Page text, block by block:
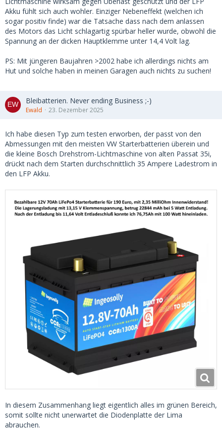
Akku fühlt sich auch wohler. Einziger Nebeneffekt (welchen ich
sogar positiv finde) war die Tatsache dass nach dem anlassen
des Motors das Licht schlagartig spürbar heller wurde, obwohl die
Spannung an der dicken Hauptklemme unter 14,4 Volt lag.
PS: Mit jüngeren Baujahren >2002 habe ich allerdings nichts am
Hut und solche haben in meinen Garagen auch nichts zu suchen!
Bleibatterien. Never ending Business ;-)
Ewald 23. Dezember 2025
Ich habe diesen Typ zum testen erworben, der passt von den
Abmessungen mit den meisten VW Starterbatterien überein und
die kleine Bosch Drehstrom-Lichtmaschine von alten Passat 35i,
drückt nach dem Starten durchschnittlich 35 Ampere Ladestrom in
den LFP Akku.
In diesem Zusammenhang liegt eigentlich alles im grünen Bereich,
somit sollte nicht unerwartet die Diodenplatte der Lima
abrauchen.